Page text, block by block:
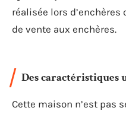
réalisée lors
de vente aux enchères.
Des caractéristiques
Cette maison n’est pas